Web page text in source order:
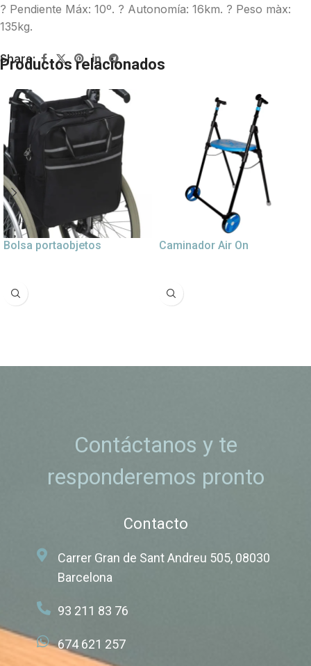
? Pendiente Máx: 10º. ? Autonomía: 16km. ? Peso màx:
135kg.
Share:
Productos relacionados
Bolsa portaobjetos Caminador Air On
Contáctanos y te
responderemos pronto
Contacto
Carrer Gran de Sant Andreu 505, 08030
Barcelona
93 211 83 76
674 621 257